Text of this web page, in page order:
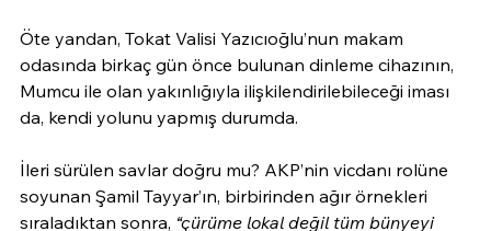
Öte yandan, Tokat Valisi Yazıcıoğlu’nun makam
odasında birkaç gün önce bulunan dinleme cihazının,
Mumcu ile olan yakınlığıyla ilişkilendirilebileceği iması
da, kendi yolunu yapmış durumda.
İleri sürülen savlar doğru mu? AKP’nin vicdanı rolüne
soyunan Şamil Tayyar’ın, birbirinden ağır örnekleri
sıraladıktan sonra, “çürüme lokal değil tüm bünyeyi